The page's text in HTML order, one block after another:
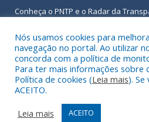
Conheça o PNTP e o Radar da
Todos os direitos reservados a
Açu.
Frequência Online
Nós usamos cookies para
navegação no portal. Ao utilizar
concorda com a política de
Para ter mais informações sobre
Política de cookies (Leia mais).
ACEITO.
Leia mais
ACEITO